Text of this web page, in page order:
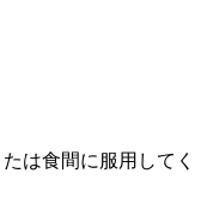
は食間に服用してく